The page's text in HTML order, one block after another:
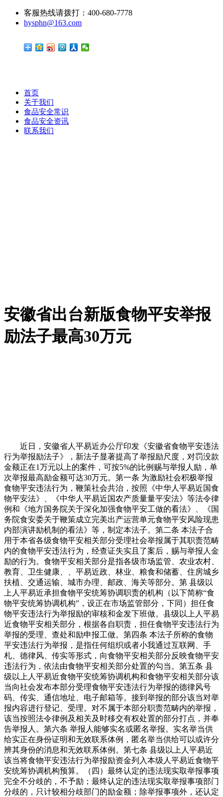
客服热线请拨打：400-680-7778
hysphn@163.com
首页
关于我们
食品安全常识
食品安全资讯
联系我们
安徽省出台新版食物平安举报
励法子最高30万元
近日，安徽省人平易近办公厅印发《安徽省食物平安违法
行为举报励法子》，新法子显著提高了举报励尺度，对罚没款
金额正在1万元以上的案件，可按5%的比例赐与举报人励，单
次举报最高励金额可达30万元。第一条 为激励社会积极举报
食物平安违法行为，鞭策社会共治，按照《中华人平易近国食
物平安法》、《中华人平易近国农产质量量平安法》等法令律
例和《地方国务院关于深化加强食物平安工做的看法》、《国
务院食安委关于鞭策成立完美出产运营单元食物平安风险现患
内部演讲励机制的看法》等，制定本法子。第二条 本法子合
用于本省各级食物平安相关部分受理社会举报属于其职责范畴
内的食物平安违法行为，经查证失实且了案后，赐与举报人金
励的行为。食物平安相关部分是指各级市场监管、农业农村、
教育、卫生健康、、平易近政、林业、粮食和储蓄、住房城乡
扶植、交通运输、城市办理、邮政、海关等部分。第 县级以
上人平易近承担食物平安统筹协调职责的机构（以下简称“食
物平安统筹协调机构”，设正在市场监管部分，下同）担任食
物平安违法行为举报励的审核和金发下班做。县级以上人平易
近食物平安相关部分，根据各自职责，担任食物平安违法行为
举报的受理、查处和励申报工做。第四条 本法子所称的食物
平安违法行为举报，是指任何组织或者小我通过互联网、手
札、德律风、传实等形式，向食物平安相关部分反映食物平安
违法行为，依法由食物平安相关部分处置的勾当。第五条 县
级以上人平易近食物平安统筹协调机构和食物平安相关部分该
当向社会发布本部分受理食物平安违法行为举报的德律风号
码、传实、通信地址、电子邮箱等。接到举报的部分该当对举
报内容进行登记、受理。对不属于本部分职责范畴内的举报，
该当按照法令律例及相关及时移交有权处置的部分打点，并奉
告举报人。第六条 举报人能够实名或匿名举报。实名举当供
给实正在身份证明和无效联系体例，匿名举当供给可以或许分
辨其身份的消息和无效联系体例。第七条 县级以上人平易近
该当将食物平安违法行为举报励资金列入本级人平易近食物平
安统筹协调机构预算。（四）最终认定的违法现实取举报事项
完全不分歧的，不予励；最终认定的违法现实取举报事项部门
分歧的，只计较相分歧部门的励金额；除举报事项外，还认定